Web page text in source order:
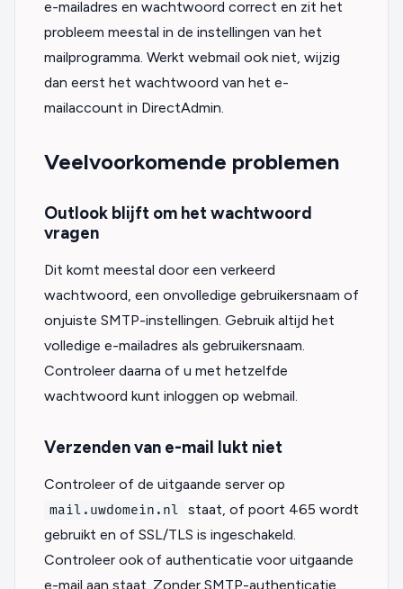
e-mailadres en wachtwoord correct en zit het
probleem meestal in de instellingen van het
mailprogramma. Werkt webmail ook niet, wijzig
dan eerst het wachtwoord van het e-
mailaccount in DirectAdmin.
Veelvoorkomende problemen
Outlook blijft om het wachtwoord
vragen
Dit komt meestal door een verkeerd
wachtwoord, een onvolledige gebruikersnaam of
onjuiste SMTP-instellingen. Gebruik altijd het
volledige e-mailadres als gebruikersnaam.
Controleer daarna of u met hetzelfde
wachtwoord kunt inloggen op webmail.
Verzenden van e-mail lukt niet
Controleer of de uitgaande server op
mail.uwdomein.nl
staat, of poort 465 wordt
gebruikt en of SSL/TLS is ingeschakeld.
Controleer ook of authenticatie voor uitgaande
e-mail aan staat. Zonder SMTP-authenticatie